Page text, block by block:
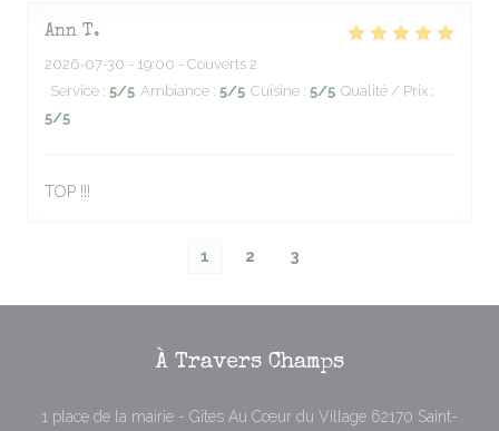
Ann T
2026-07-30 - 19:00 - Couverts 2
Service : 5/5 Ambiance : 5/5 Cuisine : 5/5 Qualité / Prix :
5/5
TOP !!!
1 2 3
À Travers Champs
1 place de la mairie - Gîtes Au Cœur du Village 62170 Saint-